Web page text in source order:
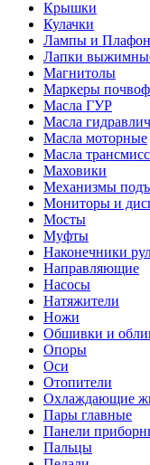
Крышки
Кулачки
Лампы и
Лапки
Магнитолы
Маркеры
Масла ГУР
Масла
Масла моторные
Масла
Маховики
Механизмы
Мониторы и
Мосты
Муфты
Наконечники
Направляющие
Насосы
Натяжители
Ножи
Обшивки и
Опоры
Оси
Отопители
Охлаждающие
Пары главные
Панели
Пальцы